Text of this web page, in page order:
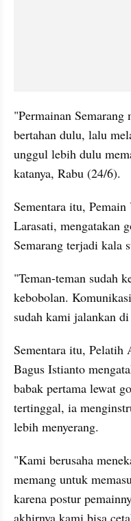
"Permainan
bertahan dulu, lalu
unggul lebih dulu
katanya, Rabu (24/6).
Sementara itu,
Larasati, mengatakan
Semarang terjadi kala
"Teman-teman sudah
kebobolan.
sudah kami jalankan
Sementara itu, Pelatih
Bagus Istianto
babak pertama lewat
tertinggal, ia
lebih menyerang.
"Kami berusaha
memang untuk
karena postur
akhirnya kami bisa